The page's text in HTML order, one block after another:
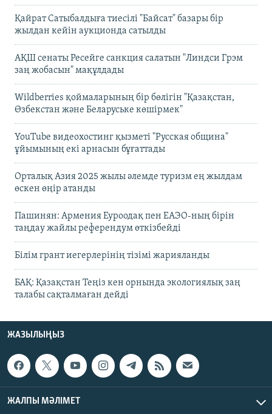
Қайрат Сатыбалдыға тиесілі "Байсат" базары бір
жылдан кейін аукционда сатылды
АҚШ сенаты Ресейге санкция салатын "Линдси Грэм
заң жобасын" мақұлдады
Wildberries қоймаларының бір бөлігін "Қазақстан,
Өзбекстан және Беларуське көшірмек"
YouTube видеохостинг қызметі "Русская община"
ұйымының екі арнасын бұғаттады
Орталық Азия 2025 жылы әлемде туризм ең жылдам
өскен өңір атанды
Пашинян: Армения Еуроодақ пен ЕАЭО-ның бірін
таңдау жайлы референдум өткізбейді
Білім грант иегерлерінің тізімі жарияланды
БАҚ: Қазақстан Теңіз кен орнында экологиялық заң
талабы сақталмаған дейді
ЖАЗЫЛЫҢЫЗ
ЖАЛПЫ МӘЛІМЕТ